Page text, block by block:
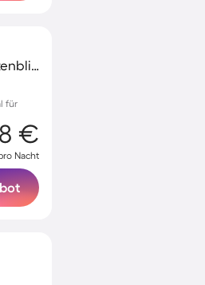
Ferienhaus mit Grill, Garten und Terrasse | Gartenblick
für
€
Nacht